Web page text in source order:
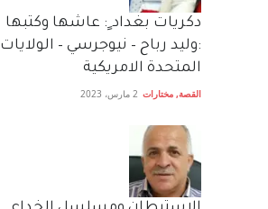
دكريات بغداد ٍ: عاشها وكتبها
:وليد رباح – نيوجرسي – الولايات
المتحدة الامريكية
القصة, مختارات 2 مارس، 2023